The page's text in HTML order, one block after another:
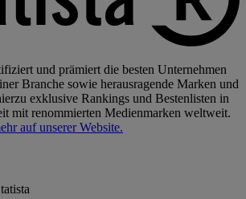
und prämiert die besten Unternehmen
Branche sowie herausragende Marken und
exklusive Rankings und Bestenlisten in
mit renommierten Medienmarken weltweit.
auf unserer Website.